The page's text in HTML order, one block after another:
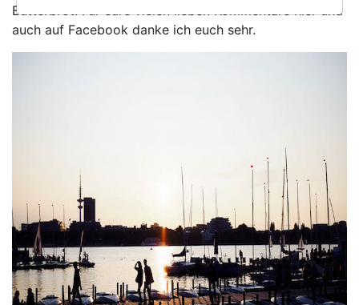
Butterbrot. Für eure vielen lieben Kommentare hier und
auch auf Facebook danke ich euch sehr.